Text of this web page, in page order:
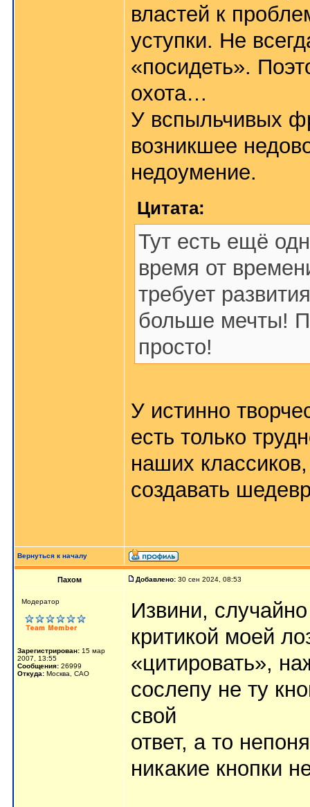
властей к
уступки. Не
«посидеть».
охота…
У вспыльчивых
возникшее
недоумение.
Цитата:
Тут есть ещё
время от
требует
больше мечты!
просто!
У истинно
есть только
наших
создавать
Вернуться к началу
Пахом Добавлено: 30 сен 2024, 08:53
Мoдератор
Зарегистрирован: 15 мар
2007, 13:55
Сообщения: 26999
Откуда: Москва, САО
Извини,
критикой моей
«цитировать»,
сослепу не ту
свой
ответ, а то
никакие кнопки